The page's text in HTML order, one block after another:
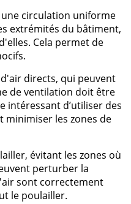
circulation uniforme
extrémités du bâtiment,
Cela permet de
directs, qui peuvent
de ventilation doit être
intéressant d’utiliser des
minimiser les zones de
évitant les zones où
perturber la
sont correctement
le poulailler.